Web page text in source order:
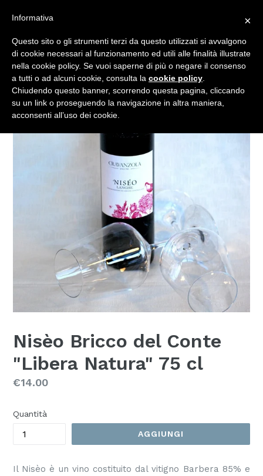
Nisèo Bricco del Conte
"Libera Natura" 75 cl
Prezzo
€14.00
Quantità
AGGIUNGI
Il Nisèo è un vino costituito dal vitigno Barbera 85% e
×
Informativa
Questo sito o gli strumenti terzi da questo utilizzati si avvalgono
di cookie necessari al funzionamento ed utili alle finalità illustrate
nella cookie policy. Se vuoi saperne di più o negare il consenso
a tutti o ad alcuni cookie, consulta la cookie policy.
Chiudendo questo banner, scorrendo questa pagina, cliccando
su un link o proseguendo la navigazione in altra maniera,
acconsenti all’uso dei cookie.